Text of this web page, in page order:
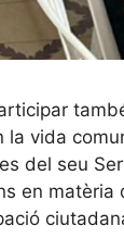
vida
del seu
en